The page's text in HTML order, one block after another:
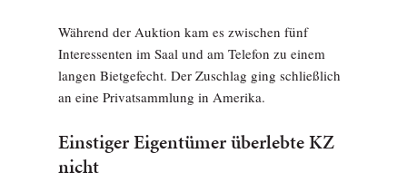
Während der Auktion kam es zwischen fünf
Interessenten im Saal und am Telefon zu einem
langen Bietgefecht. Der Zuschlag ging schließlich
an eine Privatsammlung in Amerika.
Einstiger Eigentümer überlebte KZ
nicht